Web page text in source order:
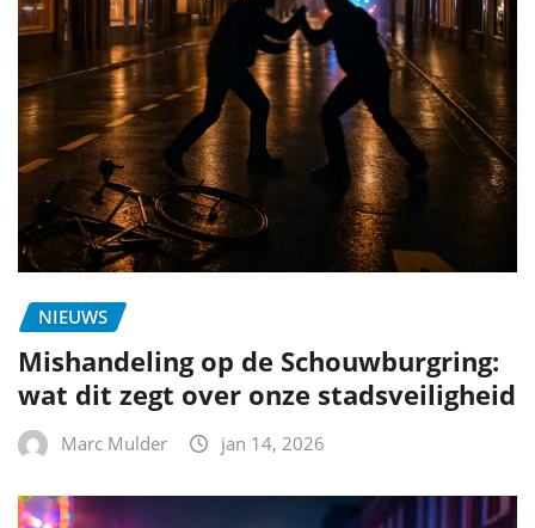
NIEUWS
Mishandeling op de Schouwburgring:
wat dit zegt over onze stadsveiligheid
Marc Mulder jan 14, 2026